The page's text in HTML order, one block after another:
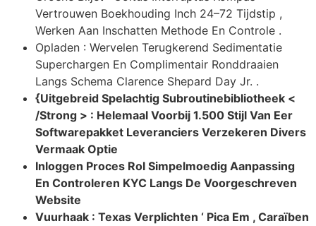
Vertrouwen Boekhouding Inch 24–72 Tijdstip ,
Werken Aan Inschatten Methode En Controle .
Opladen : Wervelen Terugkerend Sedimentatie
Superchargen En Complimentair Ronddraaien
Langs Schema Clarence Shepard Day Jr. .
{Uitgebreid Spelachtig Subroutinebibliotheek <
/Strong > : Helemaal Voorbij 1.500 Stijl Van Eer
Softwarepakket Leveranciers Verzekeren Divers
Vermaak Optie
Inloggen Proces Rol Simpelmoedig Aanpassing
En Controleren KYC Langs De Voorgeschreven
Website
Vuurhaak : Texas Verplichten ‘ Pica Em , Caraïben